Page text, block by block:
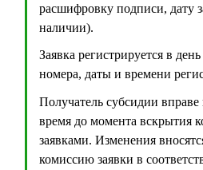
расшифровку подписи, дату
наличии).
Заявка регистрируется в
номера, даты и времени
Получатель субсидии
время до момента вскрытия
заявками. Изменения
комиссию заявки в